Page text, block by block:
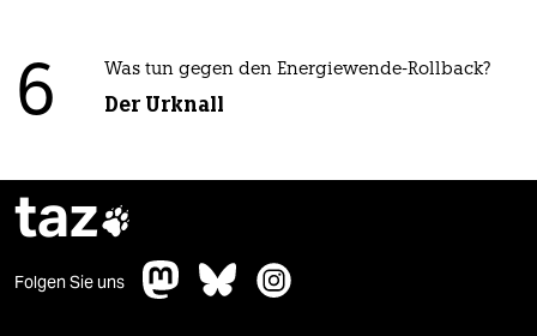
6 Was tun gegen den Energiewende-Rollback?
Der Urknall
taz
Folgen Sie uns